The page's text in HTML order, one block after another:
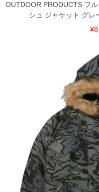
OUTDOOR PRODUCTS フ
シュ ジャケット グレ